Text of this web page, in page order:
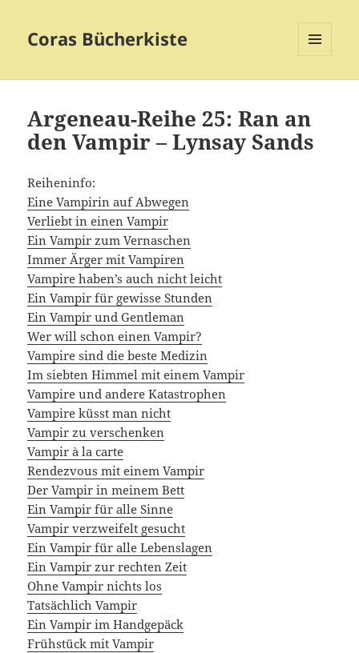
Coras Bücherkiste
Argeneau-Reihe 25: Ran an
den Vampir – Lynsay Sands
Reiheninfo:
Eine Vampirin auf Abwegen
Verliebt in einen Vampir
Ein Vampir zum Vernaschen
Immer Ärger mit Vampiren
Vampire haben’s auch nicht leicht
Ein Vampir für gewisse Stunden
Ein Vampir und Gentleman
Wer will schon einen Vampir?
Vampire sind die beste Medizin
Im siebten Himmel mit einem Vampir
Vampire und andere Katastrophen
Vampire küsst man nicht
Vampir zu verschenken
Vampir à la carte
Rendezvous mit einem Vampir
Der Vampir in meinem Bett
Ein Vampir für alle Sinne
Vampir verzweifelt gesucht
Ein Vampir für alle Lebenslagen
Ein Vampir zur rechten Zeit
Ohne Vampir nichts los
Tatsächlich Vampir
Ein Vampir im Handgepäck
Frühstück mit Vampir